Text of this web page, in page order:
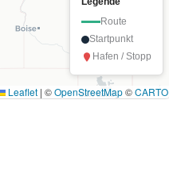
Leaflet | ©OpenStreetMap©CARTO
Route
Startpunkt
Hafen / Stopp